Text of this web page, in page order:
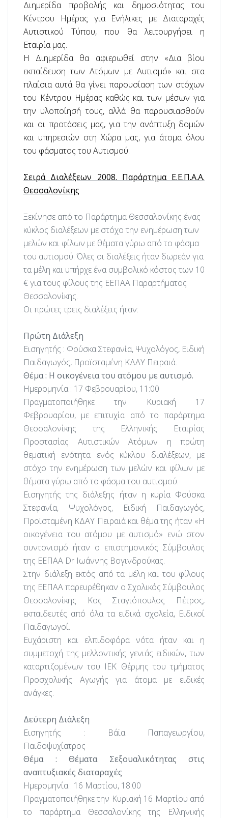
Διημερίδα προβολής και δημοσιότητας του
Κέντρου Ημέρας για Ενήλικες με Διαταραχές
Αυτιστικού Τύπου, που θα λειτουργήσει η
Εταιρία μας.
Η Διημερίδα θα αφιερωθεί στην «Δια βίου
εκπαίδευση των Ατόμων με Αυτισμό» και στα
πλαίσια αυτά θα γίνει παρουσίαση των στόχων
του Κέντρου Ημέρας καθώς και των μέσων για
την υλοποίησή τους, αλλά θα παρουσιασθούν
και οι προτάσεις μας, για την ανάπτυξη δομών
και υπηρεσιών στη Χώρα μας, για άτομα όλου
του φάσματος του Αυτισμού.
Σειρά Διαλέξεων 2008. Παράρτημα Ε.Ε.Π.Α.Α.
Θεσσαλονίκης
Ξεκίνησε από το Παράρτημα Θεσσαλονίκης ένας
κύκλος διαλέξεων με στόχο την ενημέρωση των
μελών και φίλων με θέματα γύρω από το φάσμα
του αυτισμού. Όλες οι διαλέξεις ήταν δωρεάν για
τα μέλη και υπήρχε ένα συμβολικό κόστος των 10
€ για τους φίλους της ΕΕΠΑΑ Παραρτήματος
Θεσσαλονίκης.
Οι πρώτες τρεις διαλέξεις ήταν:
Πρώτη Διάλεξη
Εισηγητής : Φούσκα Στεφανία, Ψυχολόγος, Ειδική
Παιδαγωγός, Προϊσταμένη ΚΔΑΥ Πειραιά.
Θέμα : Η οικογένεια του ατόμου με αυτισμό.
Ημερομηνία : 17 Φεβρουαρίου, 11:00
Πραγματοποιήθηκε την Κυριακή 17
Φεβρουαρίου, με επιτυχία από το παράρτημα
Θεσσαλονίκης της Ελληνικής Εταιρίας
Προστασίας Αυτιστικών Ατόμων η πρώτη
θεματική ενότητα ενός κύκλου διαλέξεων, με
στόχο την ενημέρωση των μελών και φίλων με
θέματα γύρω από το φάσμα του αυτισμού.
Εισηγητής της διάλεξης ήταν η κυρία Φούσκα
Στεφανία, Ψυχολόγος, Ειδική Παιδαγωγός,
Προϊσταμένη ΚΔΑΥ Πειραιά και θέμα της ήταν «Η
οικογένεια του ατόμου με αυτισμό» ενώ στον
συντονισμό ήταν ο επιστημονικός Σύμβουλος
της ΕΕΠΑΑ Dr Ιωάννης Βογινδρούκας.
Στην διάλεξη εκτός από τα μέλη και του φίλους
της ΕΕΠΑΑ παρευρέθηκαν ο Σχολικός Σύμβουλος
Θεσσαλονίκης Κος Σταγιόπουλος Πέτρος,
εκπαιδευτές από όλα τα ειδικά σχολεία, Ειδικοί
Παιδαγωγοί.
Ευχάριστη και ελπιδοφόρα νότα ήταν και η
συμμετοχή της μελλοντικής γενιάς ειδικών, των
καταρτιζομένων του ΙΕΚ Θέρμης του τμήματος
Προσχολικής Αγωγής για άτομα με ειδικές
ανάγκες.
Δεύτερη Διάλεξη
Εισηγητής : Βάϊα Παπαγεωργίου,
Παιδοψυχίατρος
Θέμα :
Θέματα Σεξουαλικότητας στις
αναπτυξιακές διαταραχές
Ημερομηνία : 16 Μαρτίου, 18:00
Πραγματοποιήθηκε την Κυριακή 16 Μαρτίου από
το παράρτημα Θεσσαλονίκης της Ελληνικής